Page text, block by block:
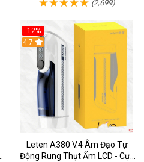
(2,699)
-12%
Hot
4.7
Leten A380 V.4 Âm Đạo Tự
Động Rung Thụt Ấm LCD - Cực